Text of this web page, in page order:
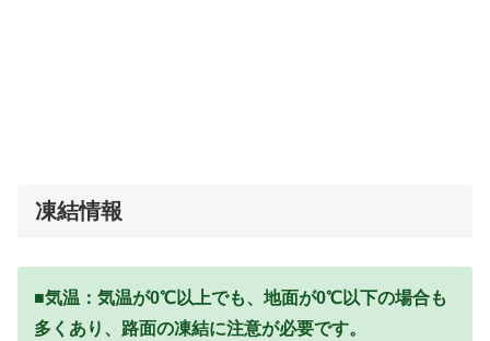
凍結情報
■気温：気温が0℃以上でも、地面が0℃以下の場合も
多くあり、路面の凍結に注意が必要です。